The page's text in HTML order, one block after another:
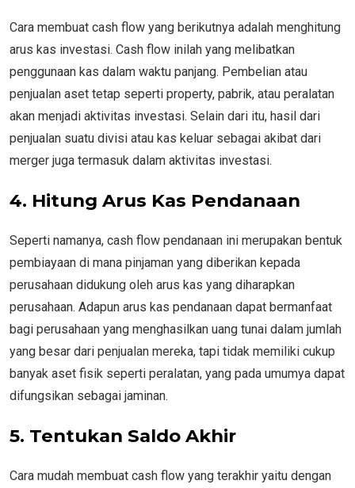
Cara membuat cash flow yang berikutnya adalah menghitung
arus kas investasi. Cash flow inilah yang melibatkan
penggunaan kas dalam waktu panjang. Pembelian atau
penjualan aset tetap seperti property, pabrik, atau peralatan
akan menjadi aktivitas investasi. Selain dari itu, hasil dari
penjualan suatu divisi atau kas keluar sebagai akibat dari
merger juga termasuk dalam aktivitas investasi.
4. Hitung Arus Kas Pendanaan
Seperti namanya, cash flow pendanaan ini merupakan bentuk
pembiayaan di mana pinjaman yang diberikan kepada
perusahaan didukung oleh arus kas yang diharapkan
perusahaan. Adapun arus kas pendanaan dapat bermanfaat
bagi perusahaan yang menghasilkan uang tunai dalam jumlah
yang besar dari penjualan mereka, tapi tidak memiliki cukup
banyak aset fisik seperti peralatan, yang pada umumya dapat
difungsikan sebagai jaminan.
5. Tentukan Saldo Akhir
Cara mudah membuat cash flow yang terakhir yaitu dengan